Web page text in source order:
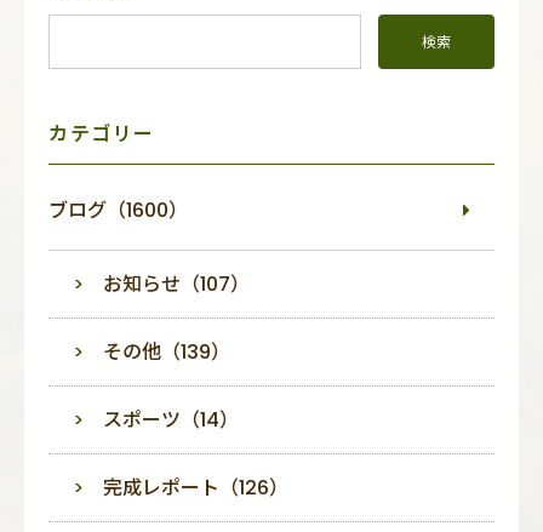
ニ
カテゴリー
ブログ（1600）
お知らせ（107）
その他（139）
スポーツ（14）
完成レポート（126）